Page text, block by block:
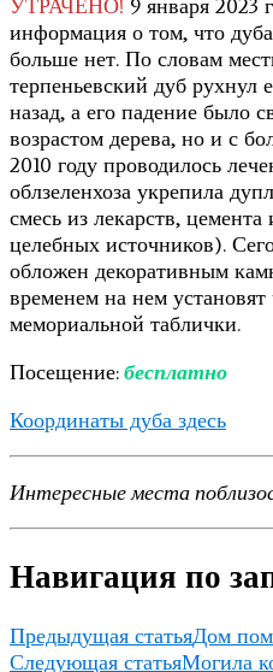
УТРАЧЕНО! 9 января 2023
информация о том, что
больше нет. По словам
терпеньевский дуб рухнул
назад, а его падение было
возрастом дерева, но и с
2010 году проводилось
облзеленхоза укрепила
смесь из лекарств, цемента
целебных источников).
обложен декоративным
временем на нем
мемориальной таблички.
Посещение:бесплатно
Координаты дуба здесь
Интересные места
Навигация по
Предыдущая статьяДом
Следующая статьяМогила